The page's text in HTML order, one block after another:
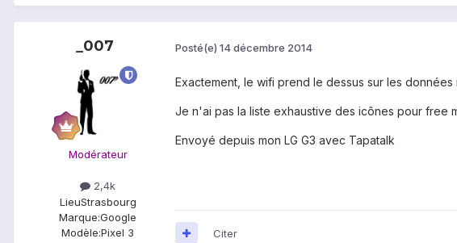
_007
Modérateur
2,4k
LieuStrasbourg
Marque:Google
Modèle:Pixel 3
Posté(e) 14 décembre 2014
Exactement, le wifi prend le dessus sur les
Je n'ai pas la liste exhaustive des icônes pour free
Envoyé depuis mon LG G3 avec Tapatalk
Citer